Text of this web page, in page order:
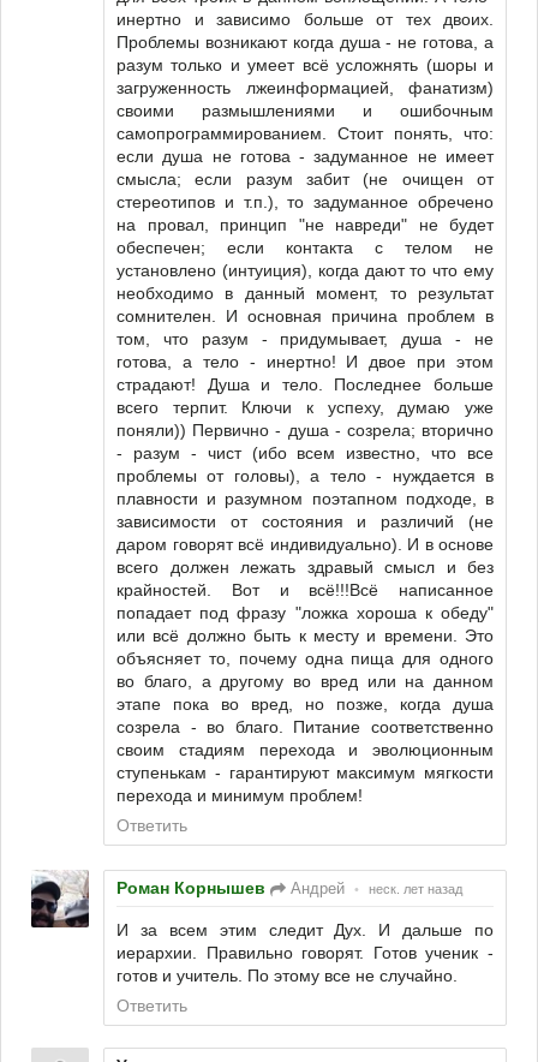
инертно и зависимо больше от тех двоих.
Проблемы возникают когда душа - не готова, а
разум только и умеет всё усложнять (шоры и
загруженность лжеинформацией, фанатизм)
своими размышлениями и ошибочным
самопрограммированием. Стоит понять, что:
если душа не готова - задуманное не имеет
смысла; если разум забит (не очищен от
стереотипов и т.п.), то задуманное обречено
на провал, принцип "не навреди" не будет
обеспечен; если контакта с телом не
установлено (интуиция), когда дают то что ему
необходимо в данный момент, то результат
сомнителен. И основная причина проблем в
том, что разум - придумывает, душа - не
готова, а тело - инертно! И двое при этом
страдают! Душа и тело. Последнее больше
всего терпит. Ключи к успеху, думаю уже
поняли)) Первично - душа - созрела; вторично
- разум - чист (ибо всем известно, что все
проблемы от головы), а тело - нуждается в
плавности и разумном поэтапном подходе, в
зависимости от состояния и различий (не
даром говорят всё индивидуально). И в основе
всего должен лежать здравый смысл и без
крайностей. Вот и всё!!!Всё написанное
попадает под фразу "ложка хороша к обеду"
или всё должно быть к месту и времени. Это
объясняет то, почему одна пища для одного
во благо, а другому во вред или на данном
этапе пока во вред, но позже, когда душа
созрела - во благо. Питание соответственно
своим стадиям перехода и эволюционным
ступенькам - гарантируют максимум мягкости
перехода и минимум проблем!
Ответить
Роман Корнышев Андрей • неск. лет назад
И за всем этим следит Дух. И дальше по
иерархии. Правильно говорят. Готов ученик -
готов и учитель. По этому все не случайно.
Ответить